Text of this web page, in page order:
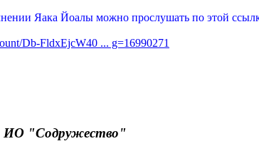
Яака Йоалы можно прослушать по этой
Db-FldxEjcW40 ... g=16990271
ИО "Содружество"